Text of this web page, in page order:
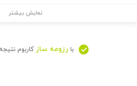
نمایش بیشتر
با رزومه ساز کاربوم